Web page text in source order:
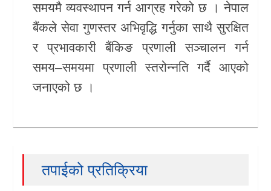
समयमै व्यवस्थापन गर्न आग्रह गरेको छ । नेपाल
बैंकले सेवा गुणस्तर अभिवृद्धि गर्नुका साथै सुरक्षित
र प्रभावकारी बैंकिङ प्रणाली सञ्चालन गर्न
समय–समयमा प्रणाली स्तरोन्नति गर्दै आएको
जनाएको छ ।
तपाईको प्रतिक्रिया